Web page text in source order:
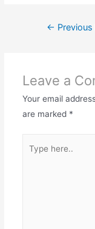
←
Leave a
Your email
are marked *